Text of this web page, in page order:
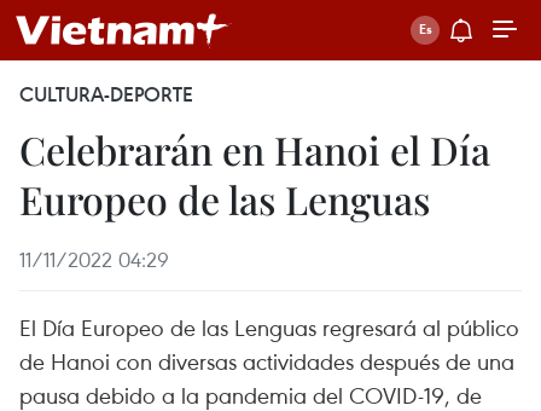
CULTURA-DEPORTE
Celebrarán en Hanoi el Día
Europeo de las Lenguas
11/11/2022 04:29
El Día Europeo de las Lenguas regresará al público
de Hanoi con diversas actividades después de una
pausa debido a la pandemia del COVID-19, de